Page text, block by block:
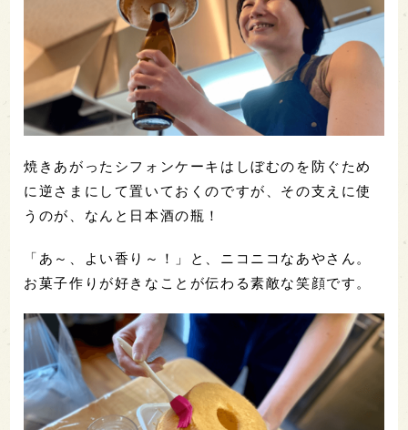
焼きあがったシフォンケーキはしぼむのを防ぐため
に逆さまにして置いておくのですが、その支えに使
うのが、なんと日本酒の瓶！
「あ～、よい香り～！」と、ニコニコなあやさん。
お菓子作りが好きなことが伝わる素敵な笑顔です。